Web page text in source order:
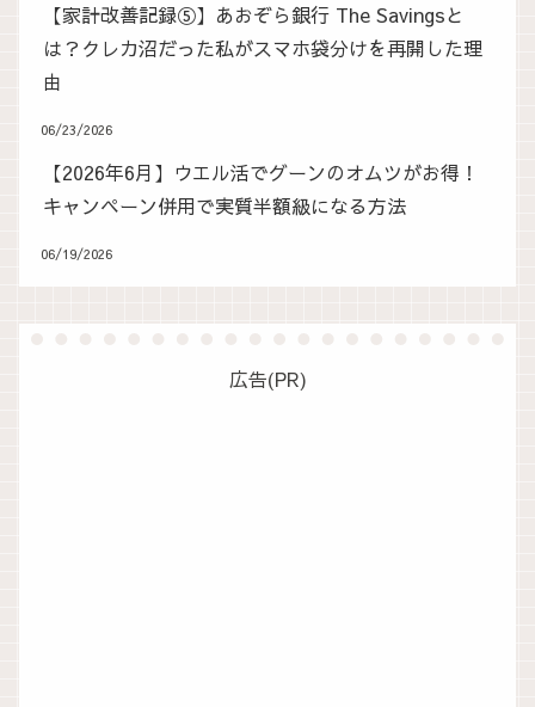
【家計改善記録⑤】あおぞら銀行 The Savingsと
は？クレカ沼だった私がスマホ袋分けを再開した理
由
06/23/2026
【2026年6月】ウエル活でグーンのオムツがお得！
キャンペーン併用で実質半額級になる方法
06/19/2026
広告(PR)